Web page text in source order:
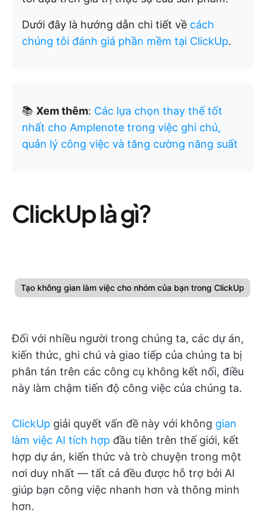
Dưới đây là hướng dẫn chi tiết về cách
chúng tôi đánh giá phần mềm tại ClickUp.
📚 Xem thêm: Các lựa chọn thay thế tốt
nhất cho Amplenote trong việc ghi chú,
quản lý công việc và tăng cường năng suất
ClickUp là gì?
Tạo không gian làm việc cho nhóm của bạn trong ClickUp
Đối với nhiều người trong chúng ta, các dự án,
kiến thức, ghi chú và giao tiếp của chúng ta bị
phân tán trên các công cụ không kết nối, điều
này làm chậm tiến độ công việc của chúng ta.
ClickUp giải quyết vấn đề này với không gian
làm việc AI tích hợp đầu tiên trên thế giới, kết
hợp dự án, kiến thức và trò chuyện trong một
nơi duy nhất — tất cả đều được hỗ trợ bởi AI
giúp bạn công việc nhanh hơn và thông minh
hơn.